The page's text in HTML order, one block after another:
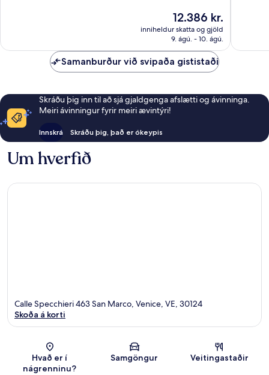
Verðið
er
12.386 kr.
12.386 kr.
inniheldur skatta og gjöld
9. ágú. - 10. ágú.
Samanburður við svipaða gististaði
Skráðu þig inn til að sjá gjaldgenga afslætti og ávinninga.
Meiri ávinningur fyrir meiri ævintýri!
Innskrá Skráðu þig, það er ókeypis
Um hverfið
Kort
Calle Specchieri 463 San Marco, Venice, VE, 30124
Skoða á korti
Hvað er í
nágrenninu?
Samgöngur Veitingastaðir